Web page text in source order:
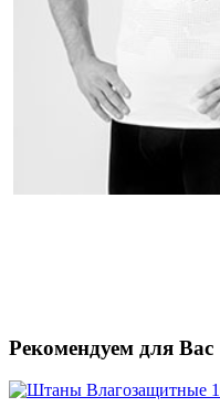
Рекомендуем для Вас